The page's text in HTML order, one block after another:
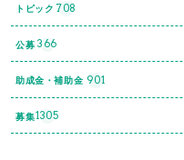
トピック 708
公募 366
助成金・補助金 901
募集1305